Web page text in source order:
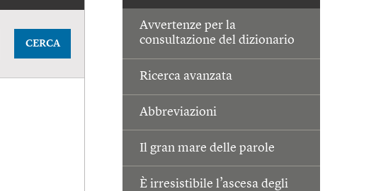
Avvertenze per la
consultazione del dizionario
Ricerca avanzata
Abbreviazioni
Il gran mare delle parole
È irresistibile l’ascesa degli
CERCA